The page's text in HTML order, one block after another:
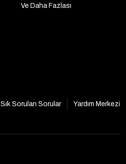
Ve Daha Fazlası
Sık Sorulan Sorular
Yardım Merkezi